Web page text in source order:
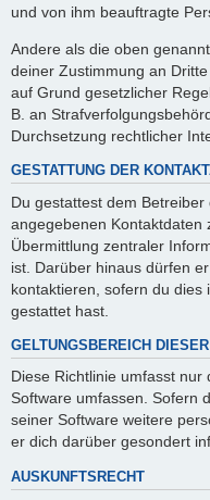
und von ihm beauftragte
Andere als die oben
deiner Zustimmung an
auf Grund gesetzlicher
B. an
Durchsetzung rechtlicher
GESTATTUNG DER
Du gestattest dem
angegebenen Kontaktdaten
Übermittlung zentraler
ist. Darüber hinaus dürfen
kontaktieren, sofern du dies
gestattet hast.
GELTUNGSBEREICH
Diese Richtlinie umfasst nur
Software umfassen. Sofern
seiner Software weitere
er dich darüber gesondert
AUSKUNFTSRECHT